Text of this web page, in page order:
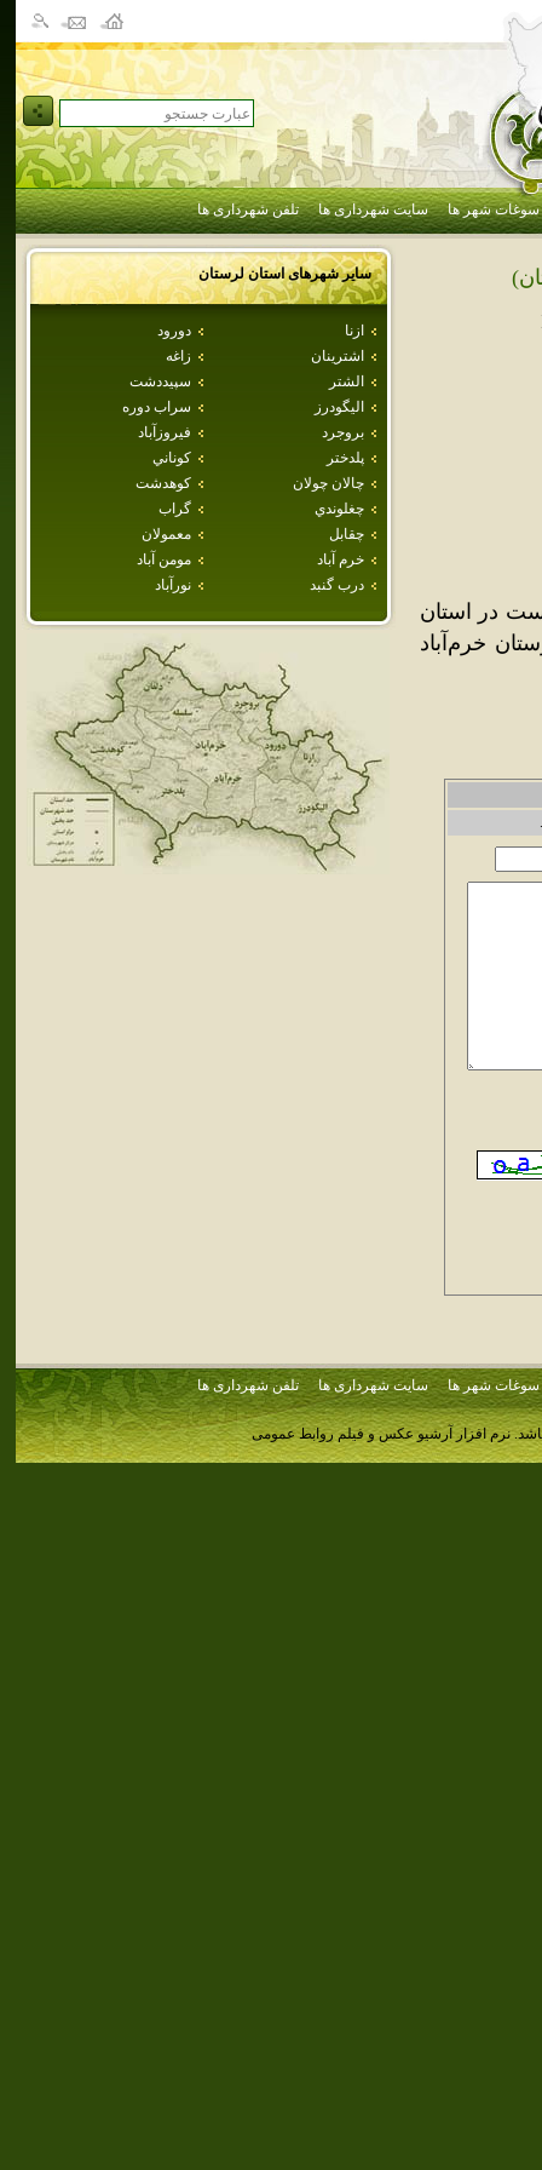
سوغات شهر ها سایت شهرداری ها تلفن شهرداری ها
سایر شهرهای استانلرستان
ازنا
دورود
اشترينان
زاغه
الشتر
سپيددشت
اليگودرز
سراب دوره
بروجرد
فيروزآباد
پلدختر
كوناني
چالان چولان
كوهدشت
چغلوندي
گراب
چقابل
معمولان
خرم آباد
مومن آباد
درب گنبد
نورآباد
است در استان
خرم‌آباد
سوغات شهر ها سایت شهرداری ها تلفن شهرداری ها
نرم افزار آرشیو عکس و فیلم روابط عمومی